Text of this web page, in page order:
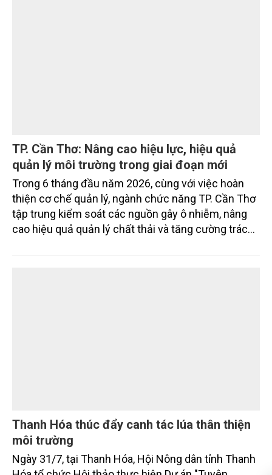
TP. Cần Thơ: Nâng cao hiệu lực, hiệu quả
quản lý môi trường trong giai đoạn mới
Trong 6 tháng đầu năm 2026, cùng với việc hoàn
thiện cơ chế quản lý, ngành chức năng TP. Cần Thơ
tập trung kiểm soát các nguồn gây ô nhiễm, nâng
cao hiệu quả quản lý chất thải và tăng cường trách